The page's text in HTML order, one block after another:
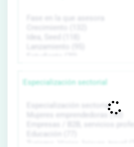
Especialización sectorial